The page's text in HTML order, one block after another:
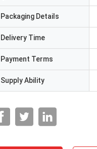
Packaging Details
Delivery Time
Payment Terms
Supply Ability